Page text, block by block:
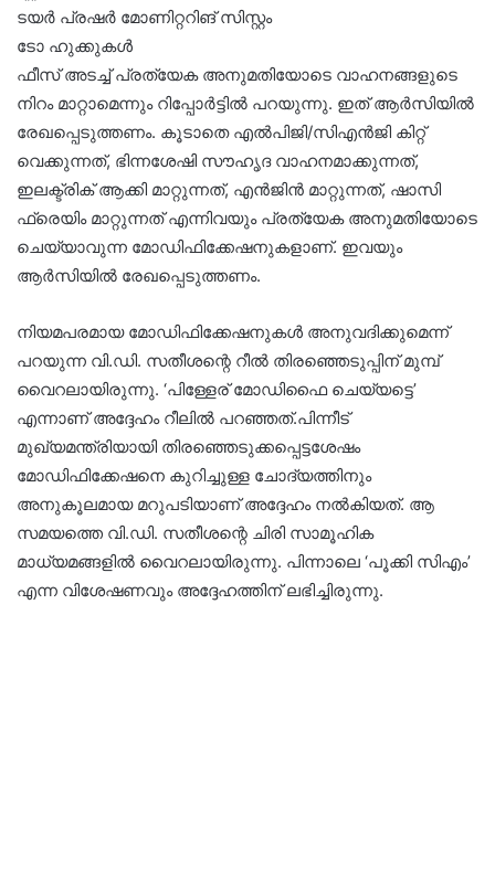
ടയർ പ്രഷർ മോണിറ്ററിങ് സിസ്റ്റം
ടോ ഹുക്കുകൾ
ഫീസ് അടച്ച് പ്രത്യേക അനുമതിയോടെ വാഹനങ്ങളുടെ
നിറം മാറ്റാമെന്നും റിപ്പോർട്ടിൽ പറയുന്നു. ഇത് ആർസിയിൽ
രേഖപ്പെടുത്തണം. കൂടാതെ എൽപിജി/സിഎൻജി കിറ്റ്
വെക്കുന്നത്, ഭിന്നശേഷി സൗഹൃദ വാഹനമാക്കുന്നത്,
ഇലക്ട്രിക് ആക്കി മാറ്റുന്നത്, എൻജിൻ മാറ്റുന്നത്, ഷാസി
ഫ്രെയിം മാറ്റുന്നത് എന്നിവയും പ്രത്യേക അനുമതിയോടെ
ചെയ്യാവുന്ന മോഡിഫിക്കേഷനുകളാണ്. ഇവയും
ആർസിയിൽ രേഖപ്പെടുത്തണം.
നിയമപരമായ മോഡിഫിക്കേഷനുകൾ അനുവദിക്കുമെന്ന്
പറയുന്ന വി.ഡി. സതീശന്റെ റീൽ തിരഞ്ഞെടുപ്പിന് മുമ്പ്
വൈറലായിരുന്നു. ‘പിള്ളേര് മോഡിഫൈ ചെയ്യട്ടെ’
എന്നാണ് അദ്ദേഹം റീലിൽ പറഞ്ഞത്.പിന്നീട്
മുഖ്യമന്ത്രിയായി തിരഞ്ഞെടുക്കപ്പെട്ടശേഷം
മോഡിഫിക്കേഷനെ കുറിച്ചുള്ള ചോദ്യത്തിനും
അനുകൂലമായ മറുപടിയാണ് അദ്ദേഹം നൽകിയത്. ആ
സമയത്തെ വി.ഡി. സതീശന്റെ ചിരി സാമൂഹിക
മാധ്യമങ്ങളിൽ വൈറലായിരുന്നു. പിന്നാലെ ‘പൂക്കി സിഎം’
എന്ന വിശേഷണവും അദ്ദേഹത്തിന് ലഭിച്ചിരുന്നു.